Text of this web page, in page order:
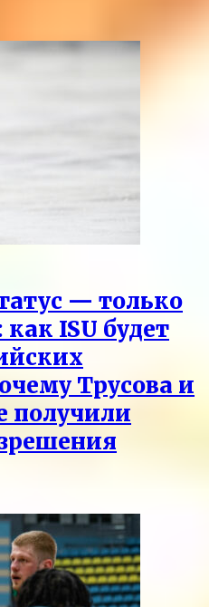
— только
ISU будет
Трусова и
получили